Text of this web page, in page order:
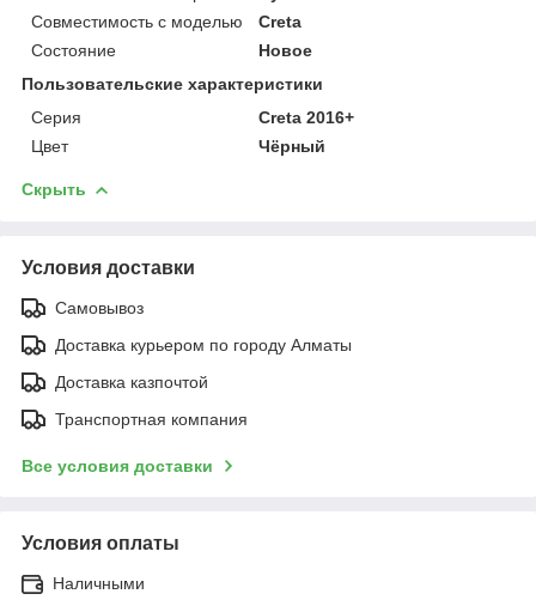
Совместимость с моделью
Creta
Состояние
Новое
Пользовательские характеристики
Серия
Creta 2016+
Цвет
Чёрный
Скрыть
Условия доставки
Самовывоз
Доставка курьером по городу Алматы
Доставка казпочтой
Транспортная компания
Все условия доставки
Условия оплаты
Наличными